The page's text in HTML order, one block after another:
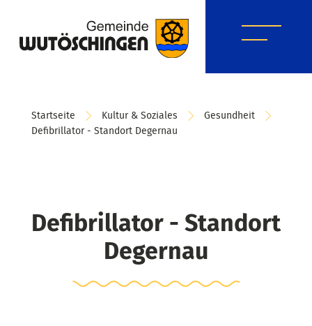
Startseite Kultur & Soziales
Gesundheit
Defibrillator - Standort Degernau
Defibrillator - Standort
Degernau